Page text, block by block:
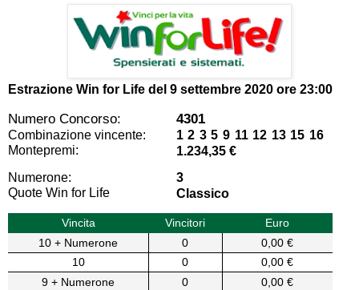
Estrazione Win for Life del 9 settembre 2020 ore 23:00
Numero Concorso: 4301
Combinazione vincente:
1 2 3 5 9 11 12 13 15 16
Montepremi:
1.234,35 €
Numerone:
3
Quote Win for Life
Classico
Vincita Vincitori
Euro
10 + Numerone
0
0,00 €
10
0
0,00 €
9 + Numerone
0
0,00 €